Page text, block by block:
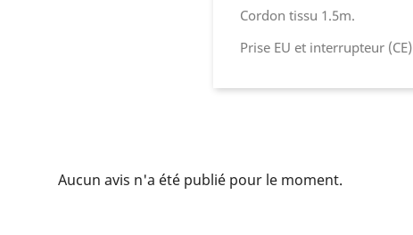
Cordon tissu 1.5m.
Prise EU et interrupteur (CE)
Aucun avis n'a été publié pour le moment.